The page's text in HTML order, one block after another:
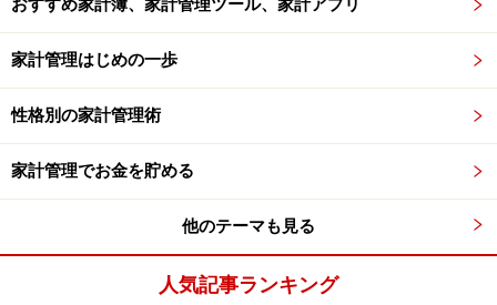
学生750円（前売りチケット）
まぐろ食事 ホテル京急油壺観潮荘
活魚レストラ
ン潮彩1,250円（仮定）
全部足すと大人は5,150円、小学生は3,220になります。
品川からのみさきまぐろきっぷは大人3,060円小児2,310
円なので、大人は40％（2,090円）もお得になり、小学
生でも25％（910円）お得になります。
油壷マリンパークの代わりに温泉に行く場合は、
おすすめ家計簿、家計管理ツール、家計アプリ
家計管理はじめの一歩
性格別の家計管理術
家計管理でお金を貯める
他のテーマも見る
人気記事ランキング